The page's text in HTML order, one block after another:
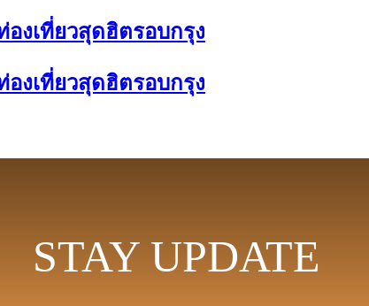
งเที่ยวสุดฮิตรอบกรุง
งเที่ยวสุดฮิตรอบกรุง
STAY UPDATE